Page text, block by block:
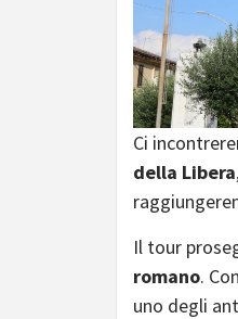
Ci
della Libera
Il tour
romano.
uno degli